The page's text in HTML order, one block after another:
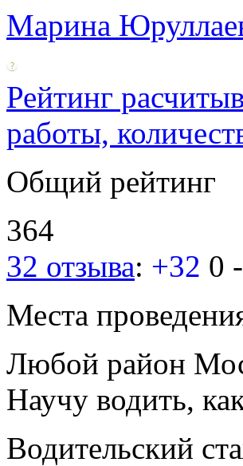
Марина
Рейтинг
работы,
Общий рейтинг
364
32 отзыва: +32 0
Места
Любой район
Научу водить,
Водительский